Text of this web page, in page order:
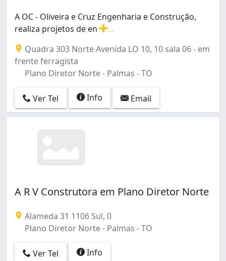
A OC - Oliveira e Cruz Engenharia e Construção,
realiza projetos de en
Quadra 303 Norte Avenida LO 10, 10 sala 06 - em
frente ferragista
Plano Diretor Norte - Palmas - TO
Ver Tel Info Email
A R V Construtora em Plano Diretor Norte
Alameda 31 1106 Sul, 0
Plano Diretor Norte - Palmas - TO
Ver Tel Info